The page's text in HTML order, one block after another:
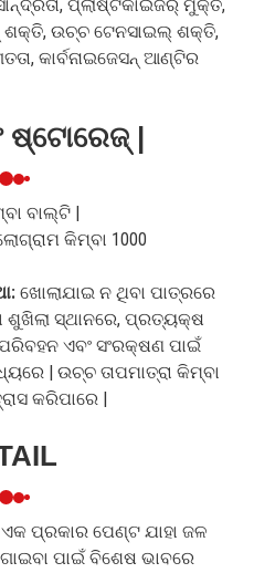
ପ୍ଲାଷ୍ଟିକାଇଜର୍ ମୁକ୍ତ,
ଉଚ୍ଚ ଟେନସାଇଲ୍ ଶକ୍ତି,
କାର୍ବନାଇଜେସନ୍ ଆଣ୍ଟିର
ଷ୍ଟୋରେଜ୍ |
ବାଲ୍ଟି |
କିମ୍ବା 1000
ଖୋଲାଯାଇ ନ ଥିବା ପାତ୍ରରେ
ସ୍ଥାନରେ, ପ୍ରତ୍ୟକ୍ଷ
ଏବଂ ସଂରକ୍ଷଣ ପାଇଁ
| ଉଚ୍ଚ ତାପମାତ୍ରା କିମ୍ବା
କରିପାରେ |
ପ୍ରକାର ପେଣ୍ଟ ଯାହା ଜଳ
ପାଇଁ ବିଶେଷ ଭାବରେ